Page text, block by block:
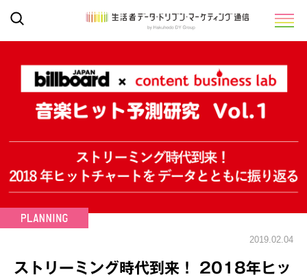
2019.02.04
ストリーミング時代到来！ 2018年ヒッ